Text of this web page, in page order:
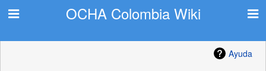
OCHA Colombia Wiki
Ayuda